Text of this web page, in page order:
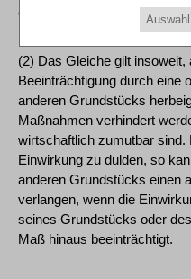
erlassen worden sind und
(2) Das Gleiche gilt insoweit,
Beeinträchtigung durch eine
anderen Grundstücks
Maßnahmen verhindert
wirtschaftlich zumutbar sind.
Einwirkung zu dulden, so
anderen Grundstücks einen
verlangen, wenn die
seines Grundstücks oder
Maß hinaus beeinträchtigt.